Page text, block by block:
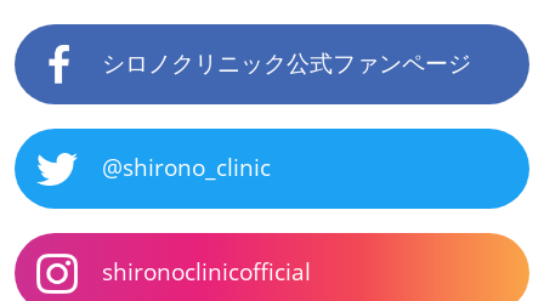
シロノクリニック公式ファンページ
@shirono_clinic
shironoclinicofficial